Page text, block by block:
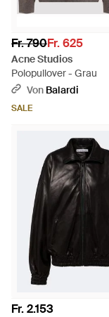
Fr. 790Fr. 625
Acne Studios
Polopullover - Grau
Von Balardi
SALE
Fr. 2.153